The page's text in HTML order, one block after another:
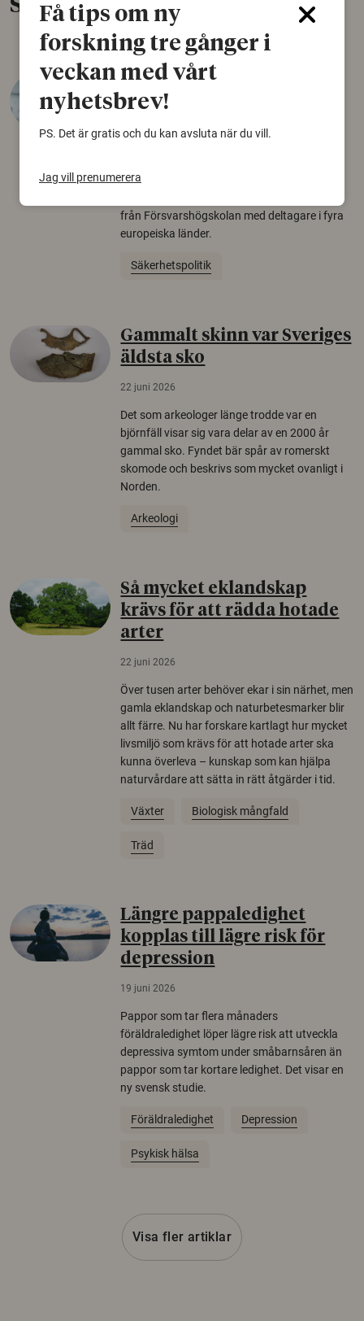
Senaste nytt
Varför tror vissa på rysk
desinformation?
30 juli 2026
konspirationsteorier är ofta mer mottagliga
från Försvarshögskolan med deltagare i fyra
europeiska länder.
Säkerhetspolitik
Gammalt skinn var Sveriges
äldsta sko
22 juni 2026
Det som arkeologer länge trodde var en
björnfäll visar sig vara delar av en 2000 år
gammal sko. Fyndet bär spår av romerskt
skomode och beskrivs som mycket ovanligt i
Norden.
Arkeologi
Så mycket eklandskap
krävs för att rädda hotade
arter
22 juni 2026
Över tusen arter behöver ekar i sin närhet, men
gamla eklandskap och naturbetesmarker blir
allt färre. Nu har forskare kartlagt hur mycket
livsmiljö som krävs för att hotade arter ska
kunna överleva – kunskap som kan hjälpa
naturvårdare att sätta in rätt åtgärder i tid.
Växter Biologisk mångfald
Träd
Längre pappaledighet
kopplas till lägre risk för
depression
19 juni 2026
Pappor som tar flera månaders
föräldraledighet löper lägre risk att utveckla
depressiva symtom under småbarnsåren än
pappor som tar kortare ledighet. Det visar en
ny svensk studie.
Föräldraledighet Depression
Psykisk hälsa
Visa fler artiklar
Få tips om ny
forskning tre gånger i
veckan med vårt
nyhetsbrev!
PS. Det är gratis och du kan avsluta när du vill.
Jag vill prenumerera